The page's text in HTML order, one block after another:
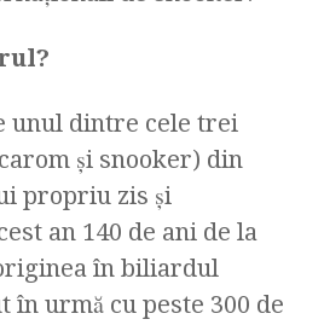
unul dintre cele trei
şi snooker) din
propriu zis şi
an 140 de ani de la
în biliardul
în urmă cu peste 300 de